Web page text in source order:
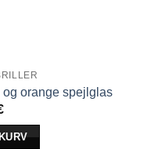
orange spejlglas